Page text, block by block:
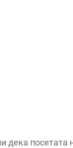
дека посетата